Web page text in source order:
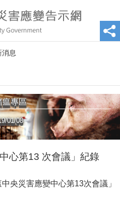
消息
瘟專區
01/08
心第13 次會議」紀錄
央災害應變中心第13次會議」